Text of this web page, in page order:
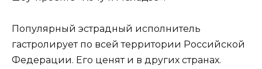
Популярный эстрадный исполнитель
гастролирует по всей территории Российской
Федерации. Его ценят и в других странах.